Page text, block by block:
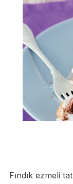
Fındık ezmeli